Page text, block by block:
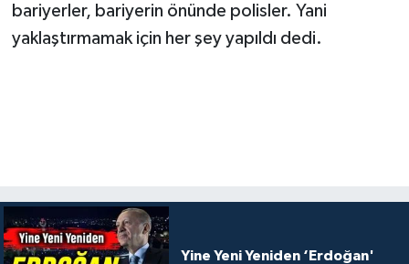
bariyerler, bariyerin önünde polisler. Yani
yaklaştırmamak için her şey yapıldı dedi.
Yine Yeni Yeniden ‘Erdoğan'